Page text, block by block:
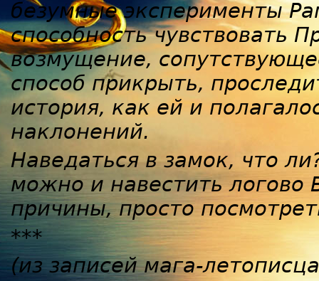
безумные эксперименты
способность чувствовать
возмущение,
способ прикрыть,
история, как ей и
наклонений.
Наведаться в замок, что
можно и навестить логово
причины, просто
***
(из записей мага-